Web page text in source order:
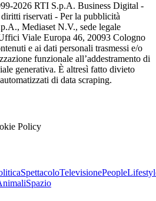
2026 RTI S.p.A. Business Digital -
riservati - Per la pubblicità
Mediaset N.V., sede legale
Viale Europa 46, 20093 Cologno
e ai dati personali trasmessi e/o
funzionale all’addestramento di
generativa. È altresì fatto divieto
di data scraping.
Policy
SpettacoloTelevisionePeople
Spazio